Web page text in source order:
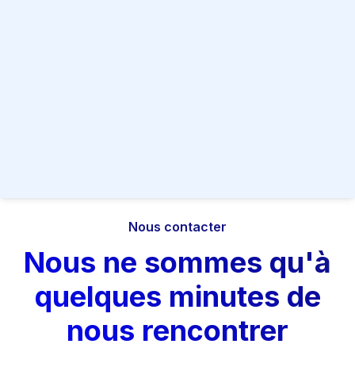
Nous contacter
Nous ne sommes qu'à
quelques minutes de
nous rencontrer